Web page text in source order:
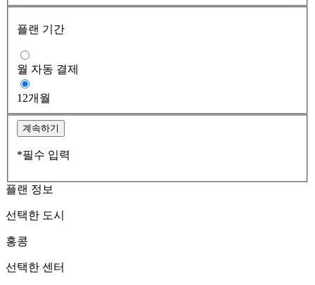
플랜 기간
월 자동 결제
12개월
계속하기
*필수 입력
플랜 정보
선택한 도시
홍콩
선택한 센터